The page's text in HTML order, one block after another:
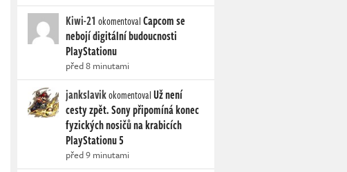
Kiwi-21 okomentovalCapcom se
nebojí digitální budoucnosti
PlayStationu
před 8 minutami
jankslavikokomentovalUž není
cesty zpět. Sony připomíná konec
fyzických nosičů na krabicích
PlayStationu 5
před 9 minutami